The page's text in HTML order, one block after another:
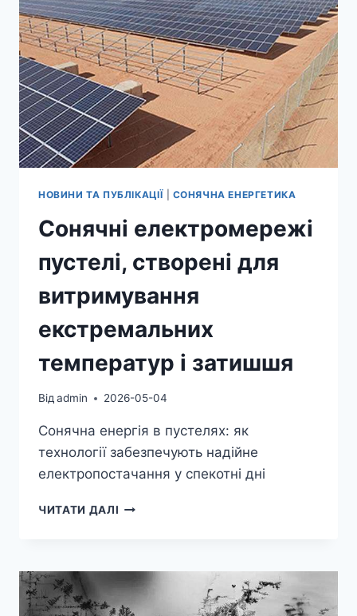
ЕЛЕМЕНТІВ
ЗАВДЯКИ
ВДОСКОНАЛЕННЮ
ОБРОБКИ
ПОВЕРХНІ
НОВИНИ ТА ПУБЛІКАЦІЇ| СОНЯЧНА ЕНЕРГЕТИКА
Сонячні електромережі
пустелі, створені для
витримування
екстремальних
температур і затишшя
Від admin 2026-05-04
Сонячна енергія в пустелях: як
технології забезпечують надійне
електропостачання у спекотні дні
ЧИТАТИ ДАЛІ СОНЯЧНІ
ДЛЯ
ВИТРИМУВАННЯ
ЕКСТРЕМАЛЬНИХ